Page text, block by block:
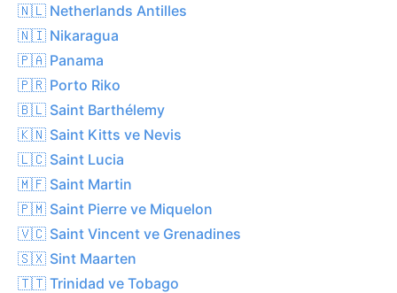
🇳🇱 Netherlands Antilles
🇳🇮 Nikaragua
🇵🇦 Panama
🇵🇷 Porto Riko
🇧🇱 Saint Barthélemy
🇰🇳 Saint Kitts ve Nevis
🇱🇨 Saint Lucia
🇲🇫 Saint Martin
🇵🇲 Saint Pierre ve Miquelon
🇻🇨 Saint Vincent ve Grenadines
🇸🇽 Sint Maarten
🇹🇹 Trinidad ve Tobago